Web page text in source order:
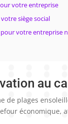
votre entreprise
siège social
votre entreprise
au
de plages
économique,